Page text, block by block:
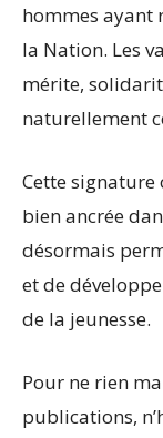
hommes ayant
la Nation. Les
mérite,
naturellement
Cette
bien ancrée
désormais
et de
de la jeunesse.
Pour ne rien
publications,